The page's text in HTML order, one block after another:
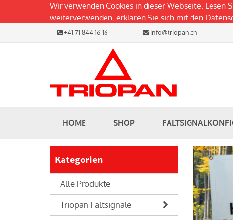
Wir verwenden Cookies in dieser Webseite. Lesen
weiterverwenden, erklären Sie sich mit den
+41 71 844 16 16 info@triopan.ch
HOME SHOP
Kategorien
Alle Produkte
Triopan Faltsignale